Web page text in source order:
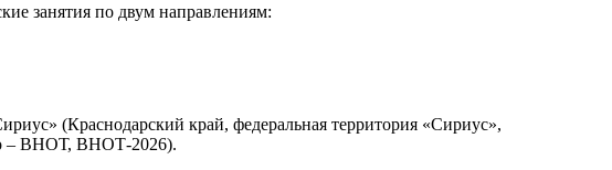
занятия по двум направлениям:
(Краснодарский край, федеральная территория «Сириус»,
– ВНОТ, ВНОТ-2026).